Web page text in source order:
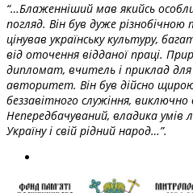
“…Блаженніший мав якийсь
погляд. Він був дуже
цінував українську культуру,
від оточення відданої праці.
дипломат, вчитель і приклад
авторитет. Він був дійсно
беззавітного служіння, виключно
Непередбачуваний, владика
Україну і свій рідний народ…”.